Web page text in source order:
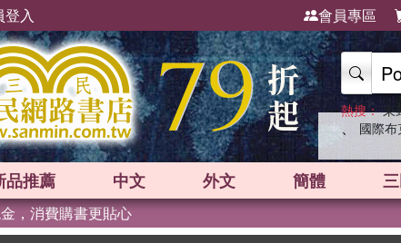
登入 會員專區
熱搜： 東
、 國際
品推薦 中文 外文 簡體
，消費購書更貼心